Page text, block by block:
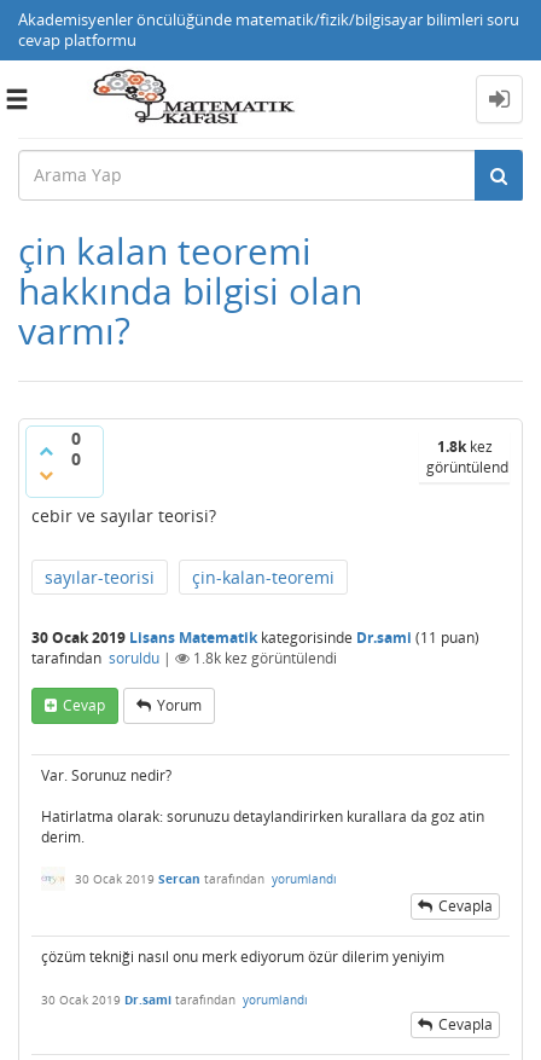
Akademisyenler öncülüğünde matematik/fizik/bilgisayar bilimleri soru
cevap platformu
Toggle
çin kalan teoremi
hakkında bilgisi olan
varmı?
0
0
1.8kkez
görüntülendi
cebir ve sayılar teorisi?
sayılar-teorisi çin-kalan-teoremi
30 Ocak 2019 Lisans Matematikkategorisinde Dr.sami (11 puan)
tarafından soruldu | 1.8k kez görüntülendi
Cevap Yorum
Var. Sorunuz nedir?
Hatirlatma olarak: sorunuzu detaylandirirken kurallara da goz atin
derim.
30 Ocak 2019 Sercan tarafından yorumlandı
Cevapla
çözüm tekniği nasıl onu merk ediyorum özür dilerim yeniyim
30 Ocak 2019 Dr.sami tarafından yorumlandı
Cevapla